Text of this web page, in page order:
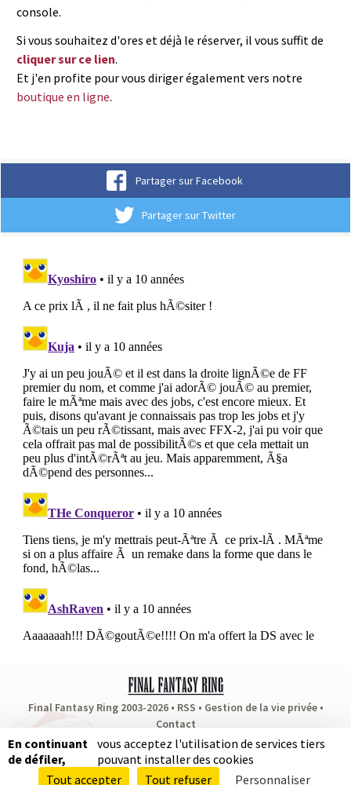
console.
Si vous souhaitez d'ores et déjà le réserver, il vous suffit de
cliquer sur ce lien.
Et j'en profite pour vous diriger également vers notre
boutique en ligne.
Partager sur Facebook
Partager sur Twitter
Autres actualités
Final Fantasy Ring 2003-2026 • RSS • Gestion de la vie privée•
Contact
Partenaires
RPG Soluce•Dragon Quest Fan •Puissance Zelda
En continuant
de défiler,
vous acceptez l'utilisation de services tiers
pouvant installer des cookies
Tout accepter
Tout refuser Personnaliser